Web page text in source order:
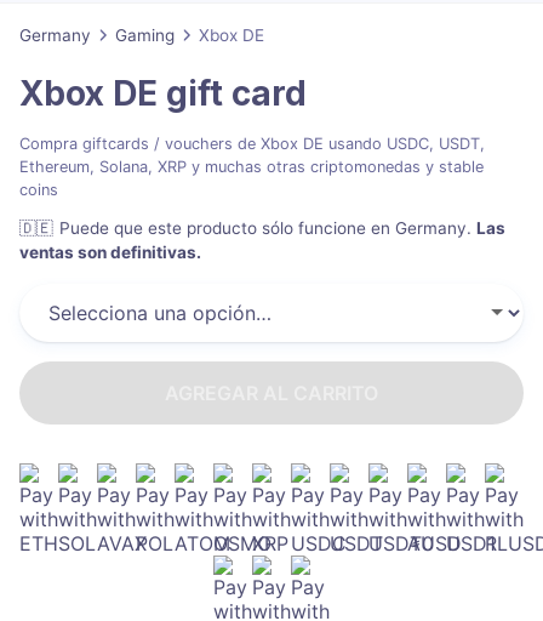
Germany Gaming Xbox DE
Xbox DE gift card
Compra giftcards / vouchers de Xbox DE usando USDC, USDT,
Ethereum, Solana, XRP y muchas otras criptomonedas y stable
coins
🇩🇪 Puede que este producto sólo funcione en Germany. Las
ventas son definitivas.